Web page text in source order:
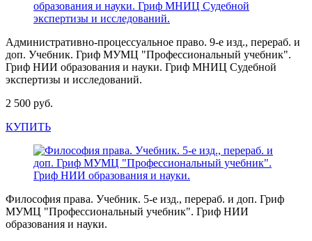
Административно-процессуальное право. 9-е изд., перераб. и
доп. Учебник. Гриф МУМЦ "Профессиональный учебник".
Гриф НИИ образования и науки. Гриф МНИЦ Судебной
экспертизы и исследований.
2 500 руб.
КУПИТЬ
Философия права. Учебник. 5-е изд., перераб. и доп. Гриф
МУМЦ "Профессиональный учебник". Гриф НИИ
образования и науки.